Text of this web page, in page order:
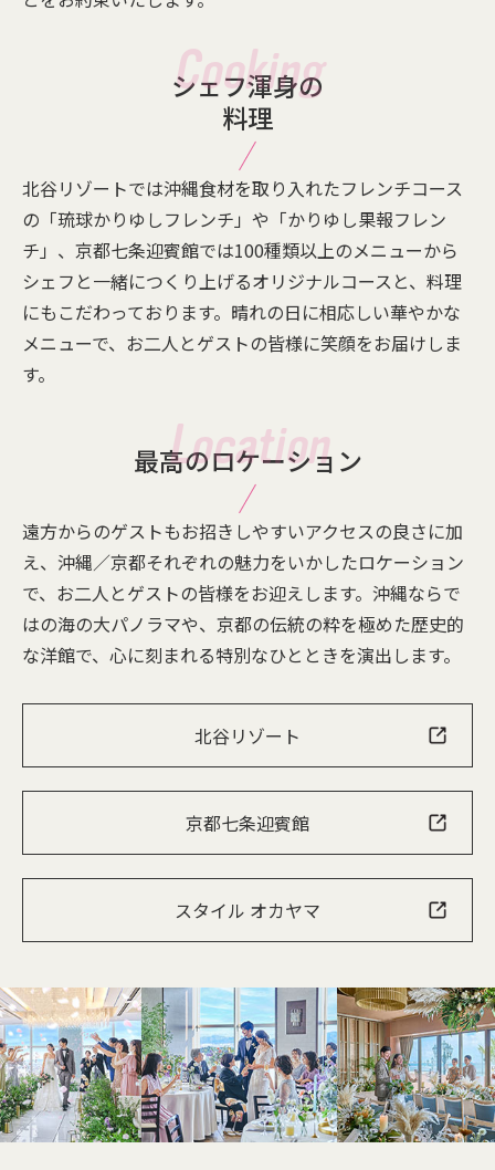
シェフ渾身の
料理
北谷リゾートでは沖縄食材を取り入れたフレンチコース
の「琉球かりゆしフレンチ」や「かりゆし果報フレン
チ」、京都七条迎賓館では100種類以上のメニューから
シェフと一緒につくり上げるオリジナルコースと、料理
にもこだわっております。晴れの日に相応しい華やかな
メニューで、お二人とゲストの皆様に笑顔をお届けしま
す。
最高のロケーション
遠方からのゲストもお招きしやすいアクセスの良さに加
え、沖縄／京都それぞれの魅力をいかしたロケーション
で、お二人とゲストの皆様をお迎えします。沖縄ならで
はの海の大パノラマや、京都の伝統の粋を極めた歴史的
な洋館で、心に刻まれる特別なひとときを演出します。
北谷リゾート
京都七条迎賓館
スタイル オカヤマ